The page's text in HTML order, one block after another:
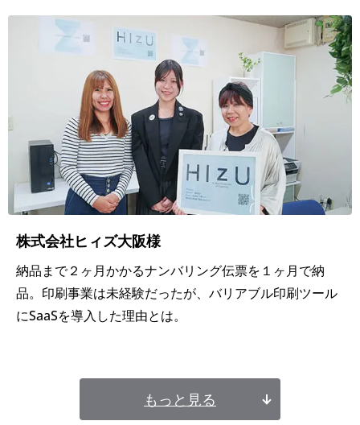
感
染
症
対
策
株式会社ヒィズ大阪様
納品まで２ヶ月かかるナンバリング伝票を１ヶ月で納
品。印刷事業は未経験だったが、バリアブル印刷ツール
にSaaSを導入した理由とは。
もっと見る